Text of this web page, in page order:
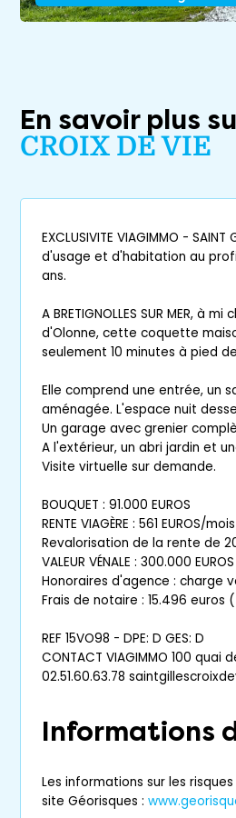
En savoir plus
CROIX DE VIE
EXCLUSIVITE VIAGIMMO -
d'usage et d'habitation au
ans.
A BRETIGNOLLES SUR MER, à
d'Olonne, cette coquette
seulement 10 minutes à pied
Elle comprend une entrée, un
aménagée. L'espace nuit
Un garage avec grenier
A l'extérieur, un abri jardin et
Visite virtuelle sur demande.
BOUQUET : 91.000 EUROS
RENTE VIAGÈRE : 561 EUROS/
Revalorisation de la rente de
VALEUR VÉNALE : 300.000 EUROS
Honoraires d'agence : charge
Frais de notaire : 15.496
REF 15VO98 - DPE: D GES: D
CONTACT VIAGIMMO 100 quai
02.51.60.63.78
Informations
Les informations sur les
site Géorisques :